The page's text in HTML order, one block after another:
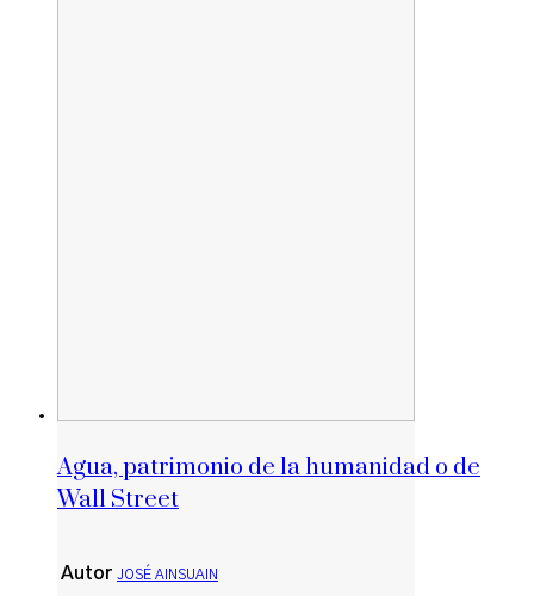
Agua, patrimonio de la humanidad o de
Wall Street
Autor JOSÉ AINSUAIN